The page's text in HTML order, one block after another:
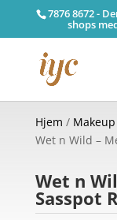
7876 8672 -
shops
Hjem /
Wet n Wild –
Wet n
Sasspot